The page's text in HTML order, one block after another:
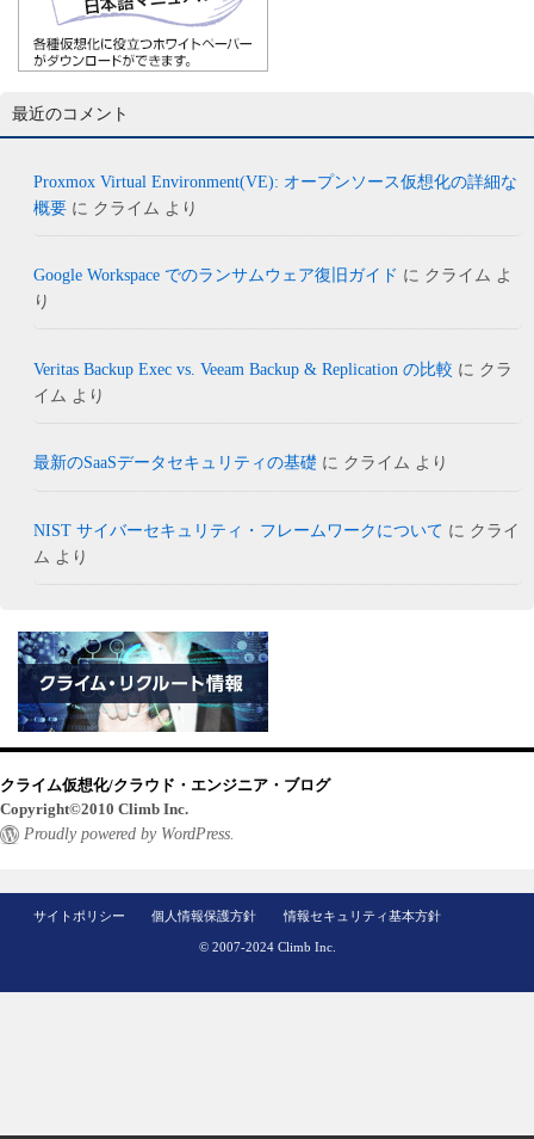
最近のコメント
Proxmox Virtual Environment(VE): オープンソース仮想化の詳細な
概要 に クライム より
Google Workspace でのランサムウェア復旧ガイド に クライム よ
り
Veritas Backup Exec vs. Veeam Backup & Replication の比較 に クラ
イム より
最新のSaaSデータセキュリティの基礎 に クライム より
NIST サイバーセキュリティ・フレームワークについて に クライ
ム より
クライム仮想化/クラウド・エンジニア・ブログ
Copyright©2010 Climb Inc.
Proudly powered by WordPress.
サイトポリシー 個人情報保護方針 情報セキュリティ基本方針
© 2007-2024 Climb Inc.